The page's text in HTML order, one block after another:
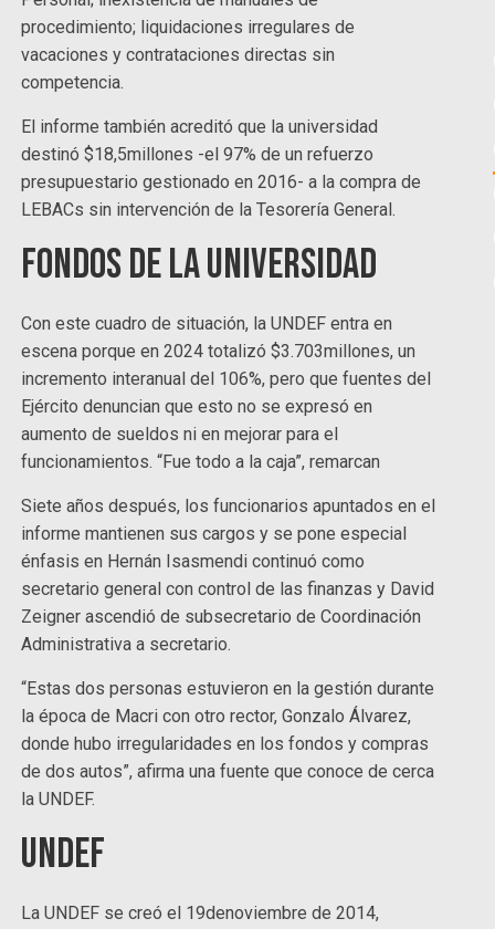
procedimiento; liquidaciones irregulares de
vacaciones y contrataciones directas sin
competencia.
El informe también acreditó que la universidad
destinó $18,5millones -el 97% de un refuerzo
presupuestario gestionado en 2016- a la compra de
LEBACs sin intervención de la Tesorería General.
Fondos de la universidad
Con este cuadro de situación, la UNDEF entra en
escena porque en 2024 totalizó $3.703millones, un
incremento interanual del 106%, pero que fuentes del
Ejército denuncian que esto no se expresó en
aumento de sueldos ni en mejorar para el
funcionamientos. “Fue todo a la caja”, remarcan
Siete años después, los funcionarios apuntados en el
informe mantienen sus cargos y se pone especial
énfasis en Hernán Isasmendi continuó como
secretario general con control de las finanzas y David
Zeigner ascendió de subsecretario de Coordinación
Administrativa a secretario.
“Estas dos personas estuvieron en la gestión durante
la época de Macri con otro rector, Gonzalo Álvarez,
donde hubo irregularidades en los fondos y compras
de dos autos”, afirma una fuente que conoce de cerca
la UNDEF.
UNDEF
La UNDEF se creó el 19denoviembre de 2014,